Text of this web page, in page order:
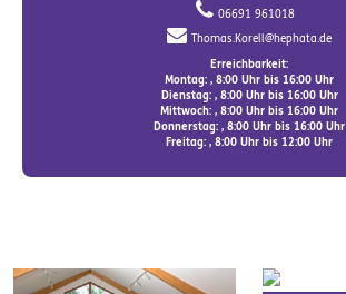
06691 961018
Thomas.Korell@hephata.de
Erreichbarkeit:
Montag: , 8:00 Uhr bis 16:00 Uhr
Dienstag: , 8:00 Uhr bis 16:00 Uhr
Mittwoch: , 8:00 Uhr bis 16:00 Uhr
Donnerstag: , 8:00 Uhr bis 16:00 Uhr
Freitag: , 8:00 Uhr bis 12:00 Uhr